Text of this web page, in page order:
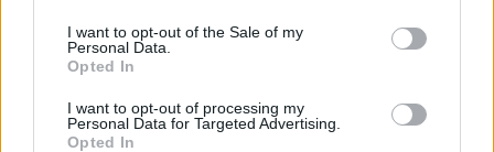
I want to opt-out of the Sale of my
Personal Data.
Opted In
I want to opt-out of processing my
Personal Data for Targeted Advertising.
Opted In